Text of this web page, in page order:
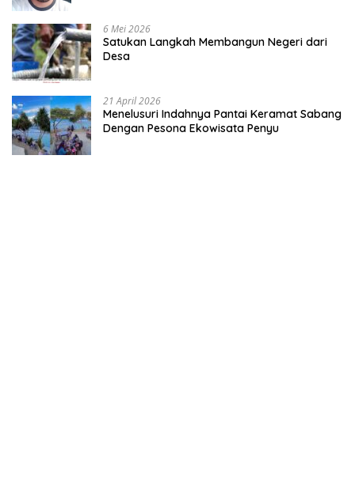
6 Mei 2026
Satukan Langkah Membangun Negeri dari
Desa
21 April 2026
Menelusuri Indahnya Pantai Keramat Sabang
Dengan Pesona Ekowisata Penyu